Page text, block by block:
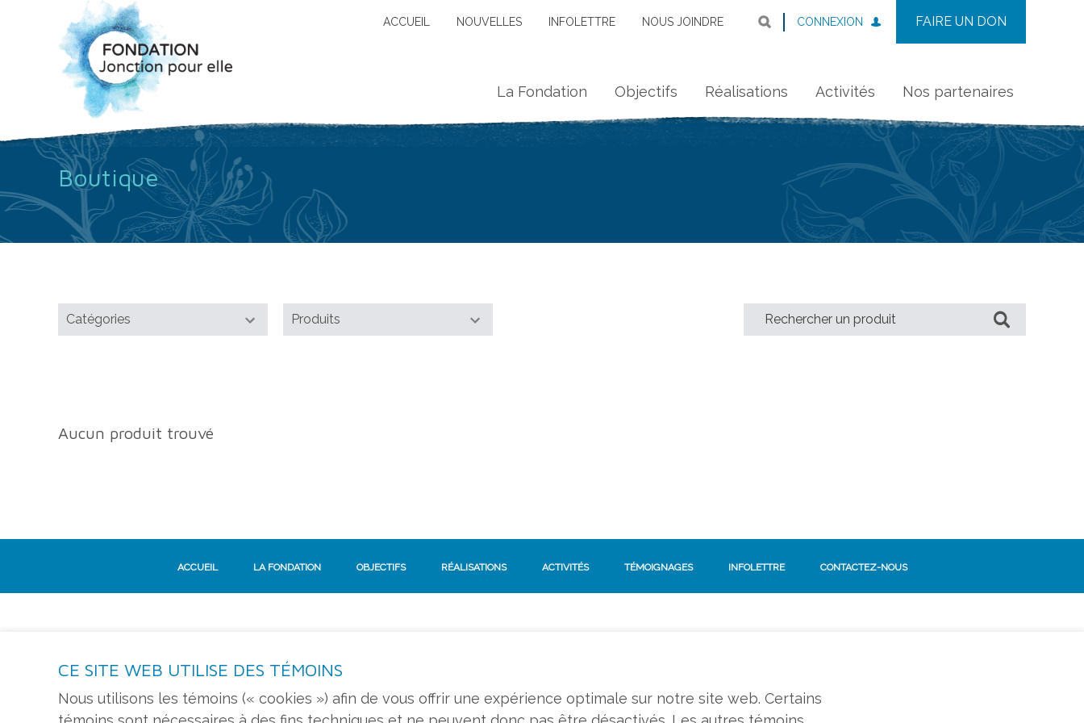
ACCUEIL NOUVELLES INFOLETTRE NOUS JOINDRE CONNEXION FAIRE UN DON
La Fondation Objectifs Réalisations Activités Nos partenaires
Boutique
Aucun produit trouvé
ACCUEIL LA FONDATION OBJECTIFS RÉALISATIONS ACTIVITÉS TÉMOIGNAGES INFOLETTRE CONTACTEZ-NOUS
S'ABONNER À L'INFOLETTRE
CE SITE WEB UTILISE DES TÉMOINS
Nous utilisons les témoins (« cookies ») afin de vous offrir une expérience optimale sur notre site web. Certains